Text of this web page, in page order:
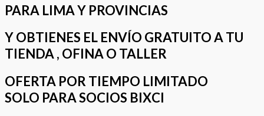
PARA LIMA Y PROVINCIAS
Y OBTIENES EL ENVÍO GRATUITO A TU
TIENDA , OFINA O TALLER
OFERTA POR TIEMPO LIMITADO
SOLO PARA SOCIOS BIXCI